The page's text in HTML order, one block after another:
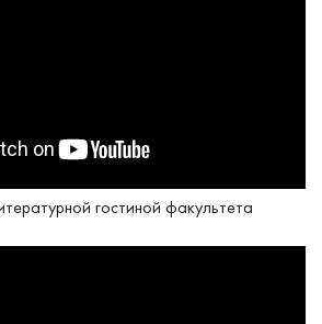
гостиной факультета